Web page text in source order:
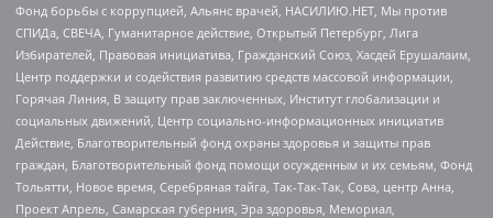
Фонд борьбы с коррупцией, Альянс врачей, НАСИЛИЮ.НЕТ, Мы против
СПИДа, СВЕЧА, Гуманитарное действие, Открытый Петербург, Лига
Избирателей, Правовая инициатива, Гражданский Союз, Хасдей Ерушалаим,
Центр поддержки и содействия развитию средств массовой информации,
Горячая Линия, В защиту прав заключенных, Институт глобализации и
социальных движений, Центр социально-информационных инициатив
Действие, Благотворительный фонд охраны здоровья и защиты прав
граждан, Благотворительный фонд помощи осужденным и их семьям, Фонд
Тольятти, Новое время, Серебряная тайга, Так-Так-Так, Сова, центр Анна,
Проект Апрель, Самарская губерния, Эра здоровья, Мемориал,